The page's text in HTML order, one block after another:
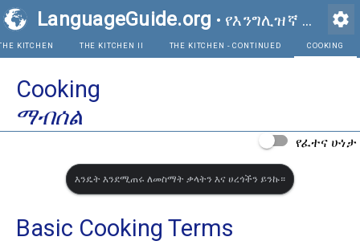
LanguageGuide.org • የእንግሊዝኛ ምስላዊ መዝገበ ቃላት settings
Cooking
ማብሰል
የፈተና ሁነታ
እንዴት እንደሚጠሩ ለመስማት ቃላትን እና ሀረጎችን ይንኩ።
Basic Cooking Terms